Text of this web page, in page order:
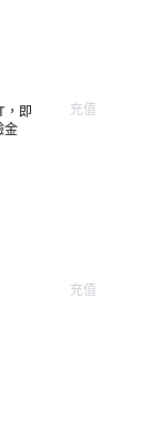
，即
金
充值
充值